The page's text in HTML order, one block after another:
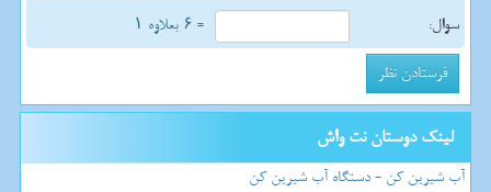
سوال: = ۶ بعلاوه ۱
لینک دوستان نت واش
آب شیرین کن - دستگاه آب شیرین کن